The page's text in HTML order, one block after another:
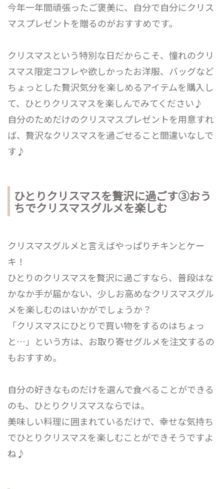
今年一年間頑張ったご褒美に、自分で自分にクリス
マスプレゼントを贈るのがおすすめです。
クリスマスという特別な日だからこそ、憧れのクリ
スマス限定コフレや欲しかったお洋服、バッグなど
ちょっとした贅沢気分を楽しめるアイテムを購入し
て、ひとりクリスマスを楽しんでみてください♪
自分のためだけのクリスマスプレゼントを用意すれ
ば、贅沢なクリスマスを過ごせること間違いなしで
す♪
ひとりクリスマスを贅沢に過ごす③おう
ちでクリスマスグルメを楽しむ
クリスマスグルメと言えばやっぱりチキンとケー
キ！
ひとりのクリスマスを贅沢に過ごすなら、普段はな
かなか手が届かない、少しお高めなクリスマスグル
メを楽しむのはいかがでしょうか？
「クリスマスにひとりで買い物をするのはちょっ
と…」という方は、お取り寄せグルメを注文するの
もおすすめ。
自分の好きなものだけを選んで食べることができる
のも、ひとりクリスマスならでは。
美味しい料理に囲まれているだけで、幸せな気持ち
でひとりクリスマスを楽しむことができそうですよ
ね♪